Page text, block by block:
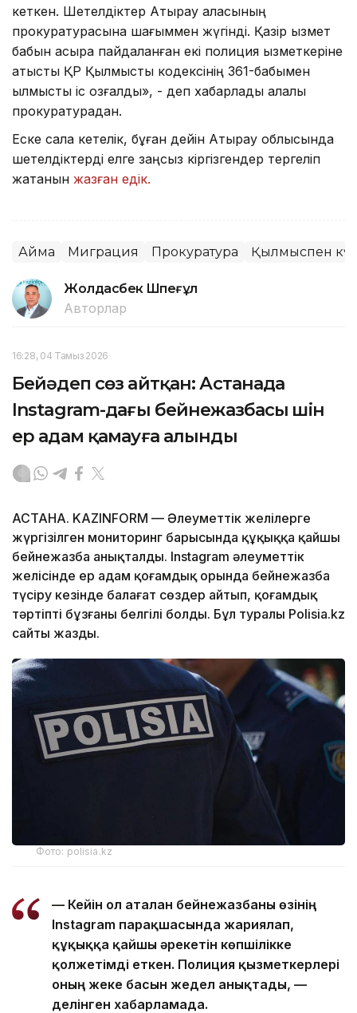
кеткен. Шетелдіктер Атырау қаласының
прокуратурасына шағыммен жүгінді. Қазір қызмет
бабын асыра пайдаланған екі полиция қызметкеріне
қатысты ҚР Қылмыстық кодексінің 361-бабымен
қылмыстық іс қозғалды», - деп хабарлады қалалық
прокуратурадан.
Еске сала кетелік, бұған дейін Атырау облысында
шетелдіктерді елге заңсыз кіргізгендер тергеліп
жатқанын жазған едік.
Аймақ Миграция Прокуратура Қылмыспен
Жолдасбек Шөпеғұл
Авторлар
16:28, 04 Тамыз 2026
Бейәдеп сөз айтқан: Астанада
Instagram-дағы бейнежазбасы үшін
ер адам қамауға алынды
АСТАНА. KAZINFORM — Әлеуметтік желілерге
жүргізілген мониторинг барысында құқыққа қайшы
бейнежазба анықталды. Instagram әлеуметтік
желісінде ер адам қоғамдық орында бейнежазба
түсіру кезінде балағат сөздер айтып, қоғамдық
тәртіпті бұзғаны белгілі болды. Бұл туралы Polisia.kz
сайты жазды.
Фото: polisia.kz
— Кейін ол аталған бейнежазбаны өзінің
Instagram парақшасында жариялап,
құқыққа қайшы әрекетін көпшілікке
қолжетімді еткен. Полиция қызметкерлері
оның жеке басын жедел анықтады, —
делінген хабарламада.